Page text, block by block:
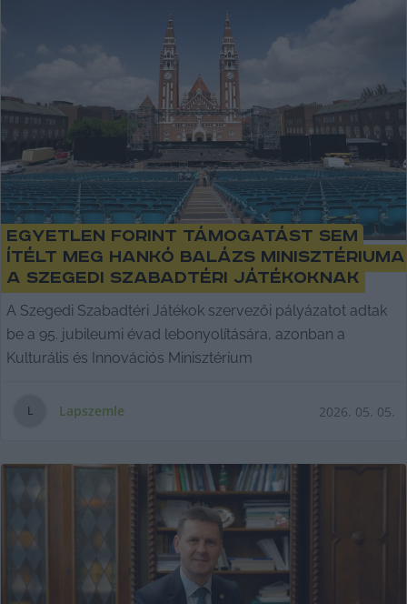
Egyetlen forint támogatást sem
ítélt meg Hankó Balázs minisztériuma
a Szegedi Szabadtéri Játékoknak
A Szegedi Szabadtéri Játékok szervezői pályázatot adtak
be a 95. jubileumi évad lebonyolítására, azonban a
Kulturális és Innovációs Minisztérium
L Lapszemle 2026. 05. 05.